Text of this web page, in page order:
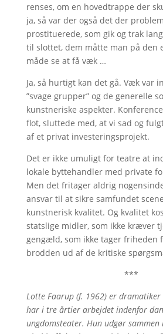
renses, om en hovedtrappe der
ja, så var der også det der
prostituerede, som gik og trak
til slottet, dem måtte man på den
måde se at få væk …
Ja, så hurtigt kan det gå. Væk var
”svage grupper” og de generelle
kunstneriske aspekter.
flot, sluttede med, at vi sad og
af et privat investeringsprojekt.
Det er ikke umuligt for teatre at
lokale byttehandler med private
Men det fritager aldrig
ansvar til at sikre samfundet
kunstnerisk kvalitet. Og kvalitet
statslige midler, som ikke kræver
gengæld, som ikke tager friheden
brodden ud af de kritiske
***
Lotte Faarup (f. 1962) er
har i tre årtier arbejdet indenfor
ungdomsteater. Hun udgør sammen